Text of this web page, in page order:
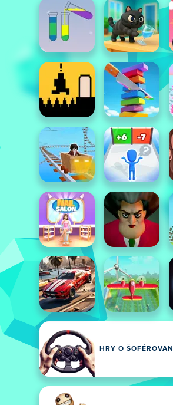
HRY O ŠOFÉROVANÍ